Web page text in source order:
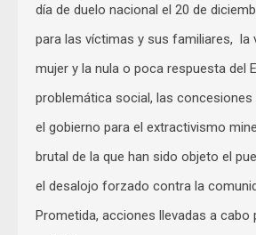
día de duelo nacional el 20 de
para las víctimas y sus familiares, la
mujer y la nula o poca respuesta del
problemática social, las
el gobierno para el extractivismo
brutal de la que han sido objeto el
el desalojo forzado contra la
Prometida, acciones llevadas a cabo